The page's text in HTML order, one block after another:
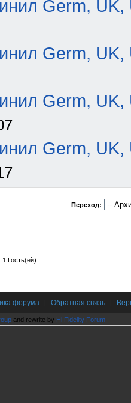
Germ, UK,
Germ, UK,
Germ, UK,
Germ, UK,
Переход:
Гость(ей)
форума | Обратная связь |
and rewrite by Hi Fidelity Forum